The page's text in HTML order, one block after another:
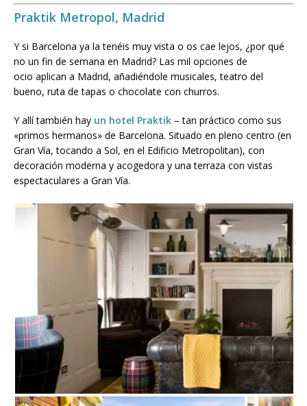
Praktik Metropol, Madrid
Y si Barcelona ya la tenéis muy vista o os cae lejos, ¿por qué
no un fin de semana en Madrid? Las mil opciones de
ocio aplican a Madrid, añadiéndole musicales, teatro del
bueno, ruta de tapas o chocolate con churros.
Y allí también hay un hotel Praktik – tan práctico como sus
«primos hermanos» de Barcelona. Situado en pleno centro (en
Gran Vía, tocando a Sol, en el Edificio Metropolitan), con
decoración moderna y acogedora y una terraza con vistas
espectaculares a Gran Vía.